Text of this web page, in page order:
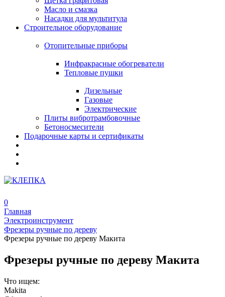
Масло и смазка
Насадки для мультитула
Строительное оборудование
Отопительные приборы
Инфракрасные обогреватели
Тепловые пушки
Дизельные
Газовые
Электрические
Плиты вибротрамбовочные
Бетоносмесители
Подарочные карты и сертификаты
0
Главная
Электроинструмент
Фрезеры ручные по дереву
Фрезеры ручные по дереву Макита
Фрезеры ручные по дереву Макита
Что ищем:
Makita